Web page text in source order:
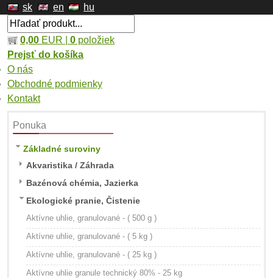
sk en hu
0,00 EUR | 0 položiek
Prejsť do košíka
O nás
Obchodné podmienky
Kontakt
Ponuka
Základné suroviny
Akvaristika / Záhrada
Bazénová chémia, Jazierka
Ekologické pranie, Čistenie
Aktívne uhlie, granulované - ( 500 g )
Aktívne uhlie, granulované - ( 5 kg )
Aktívne uhlie, granulované - ( 25 kg )
Aktívne uhlie granule technický 80% - 25 kg